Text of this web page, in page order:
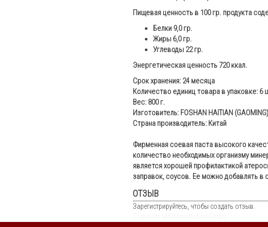
Пищевая ценность в 100 гр. продукта
Белки 9,0 гр.
Жиры 6,0 гр.
Углеводы 22 гр.
Энергетическая ценность 720 ккал.
Срок хранения: 24 месяца
Количество единиц товара в упаковке: 6
Вес: 800 г.
Изготовитель: FOSHAN HAITIAN
Страна производитель: Китай
Фирменная соевая паста высокого
количество необходимых организму
является хорошей профилактикой
заправок, соусов. Ее можно добавлять
ОТЗЫВ
Зарегистрируйтесь, чтобы создать отзыв.